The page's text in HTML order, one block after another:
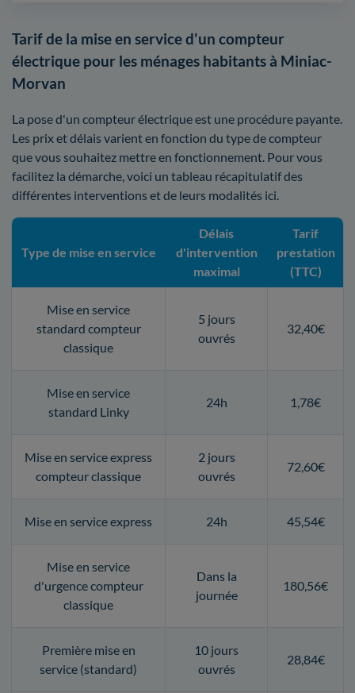
Tarif de la mise en service d'un compteur
électrique pour les ménages habitants à Miniac-
Morvan
La pose d'un compteur électrique est une procédure payante.
Les prix et délais varient en fonction du type de compteur
que vous souhaitez mettre en fonctionnement. Pour vous
facilitez la démarche, voici un tableau récapitulatif des
différentes interventions et de leurs modalités ici.
Type de mise en service
Délais
d'intervention
maximal
Tarif
prestation
(TTC)
Mise en service
standard compteur
classique
5 jours
ouvrés
32,40€
Mise en service
standard Linky
24h 1,78€
Mise en service express
compteur classique
2 jours
ouvrés
72,60€
Mise en service express 24h 45,54€
Mise en service
d'urgence compteur
classique
Dans la
journée
180,56€
Première mise en
service (standard)
10 jours
ouvrés
28,84€